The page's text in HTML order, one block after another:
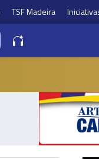
TSF Madeira